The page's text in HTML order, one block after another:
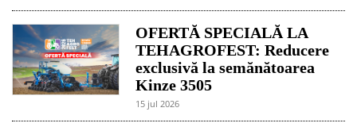
OFERTĂ SPECIALĂ LA
TEHAGROFEST: Reducere
exclusivă la semănătoarea
Kinze 3505
15 jul 2026